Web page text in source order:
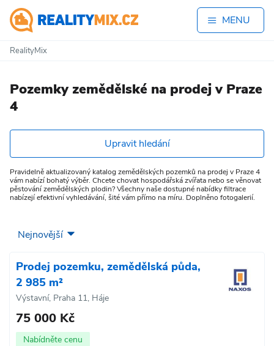
MENU
RealityMix
Pozemky zemědělské na prodej v Praze
4
Upravit hledání
Pravidelně aktualizovaný katalog zemědělských pozemků na prodej v Praze 4
vám nabízí bohatý výběr. Chcete chovat hospodářská zvířata nebo se věnovat
pěstování zemědělských plodin? Všechny naše dostupné nabídky filtrace
nabízejí efektivní vyhledávání, šité vám přímo na míru. Doplněno fotogalerií.
Prodej pozemku, zemědělská půda,
2 985 m²
Výstavní, Praha 11, Háje
75 000 Kč
Nabídněte cenu